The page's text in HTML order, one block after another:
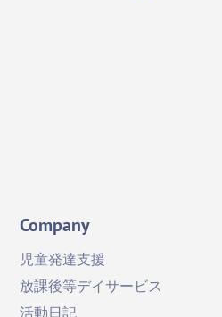
Company
児童発達支援
放課後等デイサービス
活動日記